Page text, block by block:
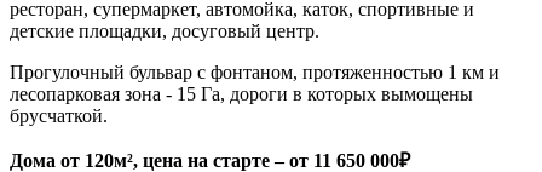
ресторан, супермаркет, автомойка, каток, спортивные и
детские площадки, досуговый центр.
Прогулочный бульвар с фонтаном, протяженностью 1 км и
лесопарковая зона - 15 Га, дороги в которых вымощены
брусчаткой.
Дома от 120м², цена на старте – от 11 650 000₽